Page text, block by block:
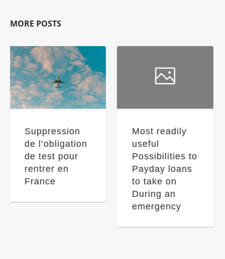
MORE POSTS
Most readily
useful
Possibilities to
Payday loans
to take on
Quale sinon fa
a uccidere gli
score
negativi?